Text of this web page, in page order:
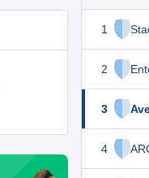
1
2
3
4